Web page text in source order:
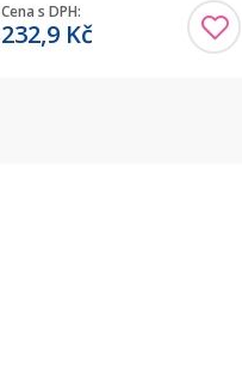
Cena s DPH:
232,9 Kč